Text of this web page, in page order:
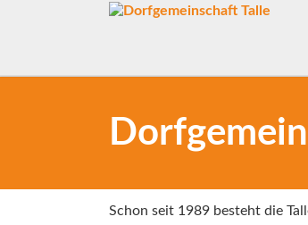
Schon seit 1989 besteht die